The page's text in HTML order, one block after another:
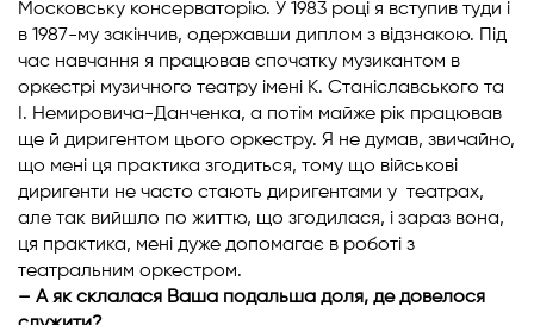
Московську консерваторію. У 1983 році я вступив туди і
в 1987-му закінчив, одержавши диплом з відзнакою. Під
час навчання я працював спочатку музикантом в
оркестрі музичного театру імені К. Станіславського та
І. Немировича-Данченка, а потім майже рік працював
ще й диригентом цього оркестру. Я не думав, звичайно,
що мені ця практика згодиться, тому що військові
диригенти не часто стають диригентами у театрах,
але так вийшло по життю, що згодилася, і зараз вона,
ця практика, мені дуже допомагає в роботі з
театральним оркестром.
– А як склалася Ваша подальша доля, де довелося